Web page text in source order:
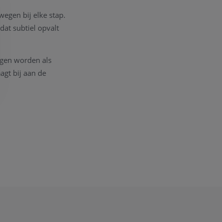
bij elke stap.
subtiel opvalt
worden als
bij aan de
speels maar toch